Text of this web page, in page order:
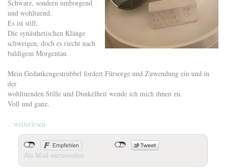
Schwarz, sondern umborgend
und wohltuend.
Es ist still,
Die synästhetischen Klänge
schweigen, doch es riecht nach
baldigem Morgentau.
Mein Gedankengestrubbel fordert Fürsorge und Zuwendung ein und in
der
wohltuenden Stille und Dunkelheit wende ich mich ihnen zu.
Voll und ganz.
...weiterlesen
Als Mail versenden